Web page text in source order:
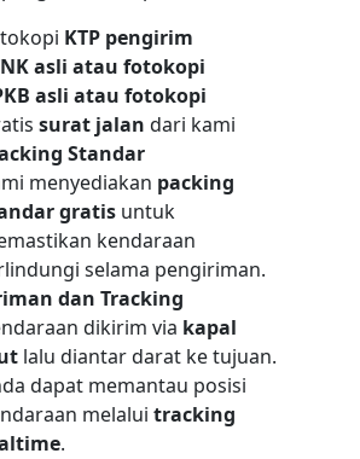
KTP pengirim
asli atau fotokopi
asli atau fotokopi
surat jalan dari kami
Standar
menyediakan packing
gratis untuk
kendaraan
selama pengiriman.
dan Tracking
dikirim via kapal
lalu diantar darat ke tujuan.
dapat memantau posisi
melalui tracking
.